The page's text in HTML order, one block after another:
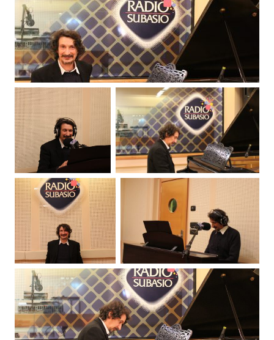
Subasio Collection
Subasio Per Un’Ora D’Amore
Video
Foto
Speciali
Oroscopo
Radio Subasio Music Club
Sanremo 2026
News
Musica
Cultura
Attualità
Costume
Extra